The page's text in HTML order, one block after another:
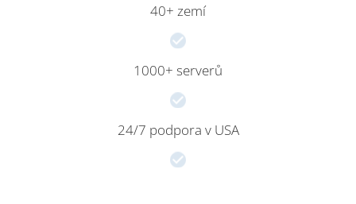
40+ zemí
1000+ serverů
24/7 podpora v USA